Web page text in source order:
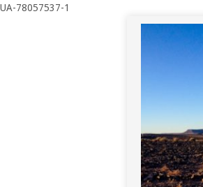
UA-78057537-1